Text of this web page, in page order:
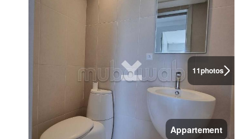
11photos
Appartement